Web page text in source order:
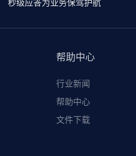
帮助中心
行业新闻
帮助中心
文件下载